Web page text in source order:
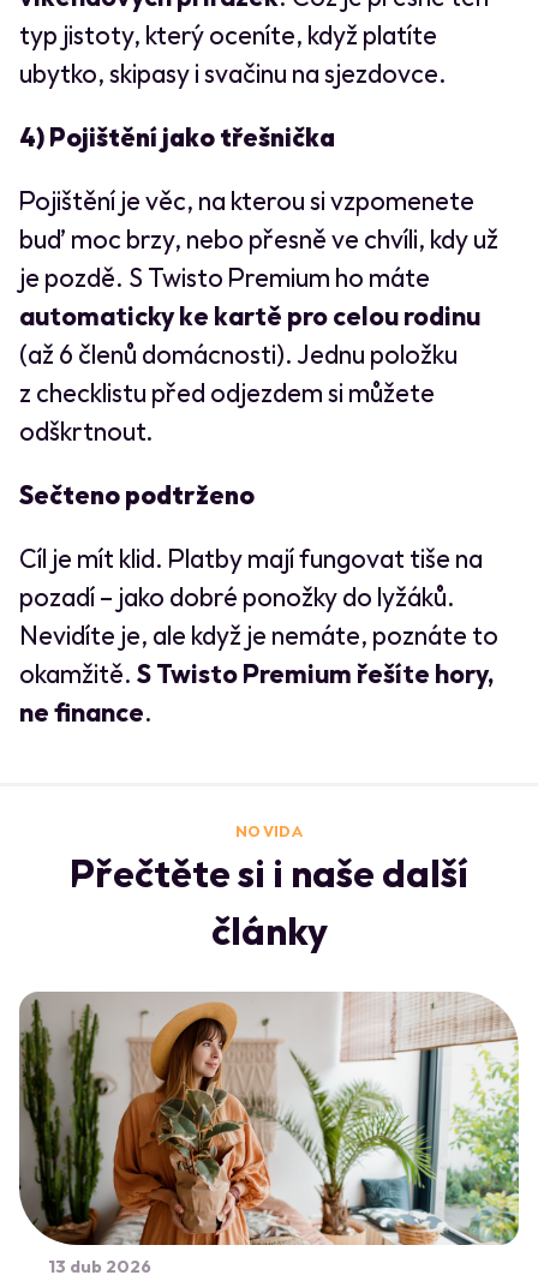
typ jistoty, který oceníte, když platíte
ubytko, skipasy i svačinu na sjezdovce.
4) Pojištění jako třešnička
Pojištění je věc, na kterou si vzpomenete
buď moc brzy, nebo přesně ve chvíli, kdy už
je pozdě. S Twisto Premium ho máte
automaticky ke kartě pro celou rodinu
(až 6 členů domácnosti). Jednu položku
z checklistu před odjezdem si můžete
odškrtnout.
Sečteno podtrženo
Cíl je mít klid. Platby mají fungovat tiše na
pozadí – jako dobré ponožky do lyžáků.
Nevidíte je, ale když je nemáte, poznáte to
okamžitě. S Twisto Premium řešíte hory,
ne finance.
NO VIDA
Přečtěte si i naše další
články
13 dub 2026